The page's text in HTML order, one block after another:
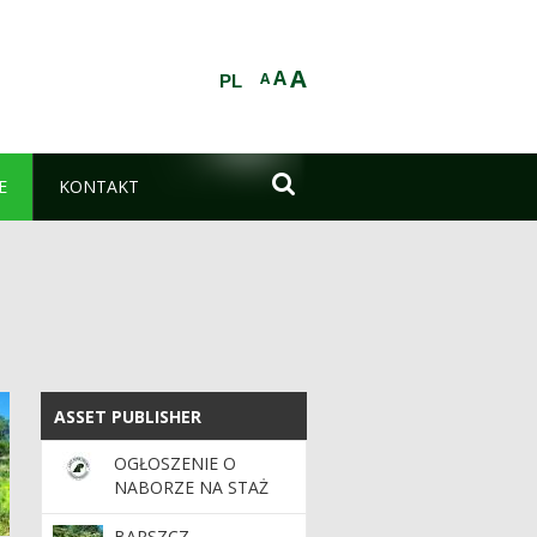
AAA
PL
KONTAKT 
ASSET PUBLISHER
ASSET PUBLISHER
OGŁOSZENIE O
NABORZE NA STAŻ
ABSOLWENCKI